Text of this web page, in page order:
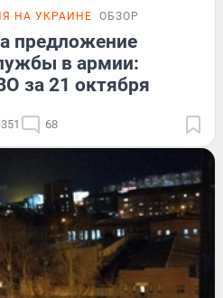
НА УКРАИНЕ ОБЗОР
предложение
в армии:
за 21 октября
68